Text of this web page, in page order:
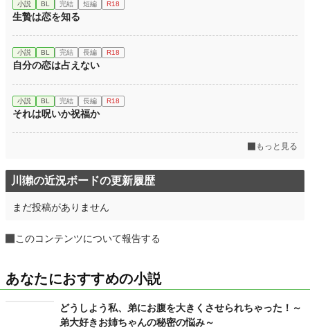
小説 BL 完結 短編 R18
生贄は恋を知る
小説 BL 完結 長編 R18
自分の恋は占えない
小説 BL 完結 長編 R18
それは呪いか祝福か
もっと見る
川獺の近況ボードの更新履歴
まだ投稿がありません
このコンテンツについて報告する
あなたにおすすめの小説
どうしよう私、弟にお腹を大きくさせられちゃった！～
弟大好きお姉ちゃんの秘密の悩み～